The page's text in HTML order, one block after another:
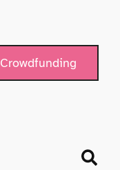
Crowdfunding